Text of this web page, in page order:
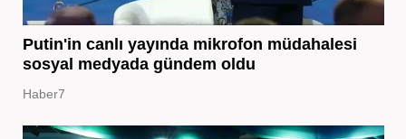
Putin'in canlı yayında mikrofon müdahalesi
sosyal medyada gündem oldu
Haber7